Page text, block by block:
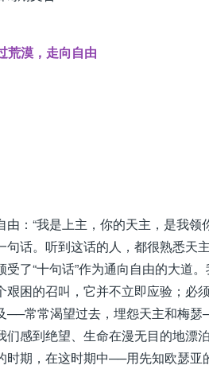
荒漠，走向自由
：“我是上主，你的天主，是我领
话。听到这话的人，都很熟悉天
了“十句话”作为通向自由的大道。
困的召叫，它并不立即应验；必
常常渴望过去，埋怨天主和梅
感到绝望、生命在漫无目的地漂
期，在这时期中──用先知欧瑟